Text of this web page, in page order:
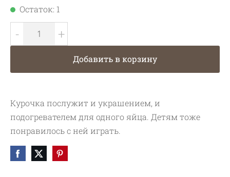
Остаток: 1
- +
Добавить в корзину
Курочка послужит и украшением, и
подогревателем для одного яйца. Детям тоже
понравилось с ней играть.